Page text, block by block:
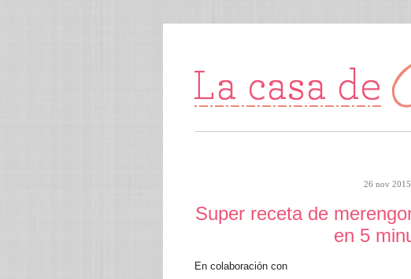
26 nov 2015
Super receta de
en 5
En colaboración con